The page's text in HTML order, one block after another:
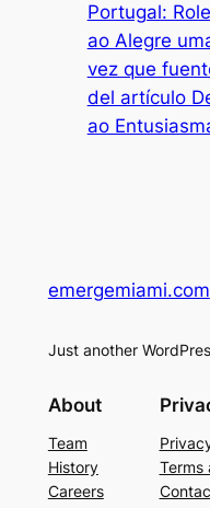
Portugal:
ao Alegre
vez que
del artículo
ao
emergemiami.com
Just another
About
Team
History
Careers
Terms